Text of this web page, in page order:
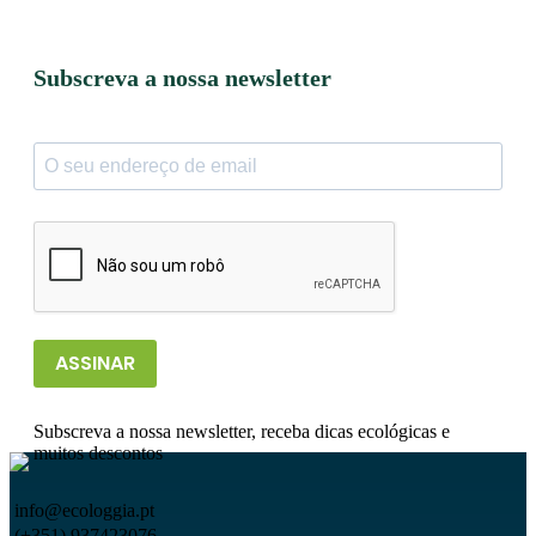
Subscreva a nossa newsletter
ASSINAR
Subscreva a nossa newsletter, receba dicas ecológicas e
muitos descontos
info@ecologgia.pt